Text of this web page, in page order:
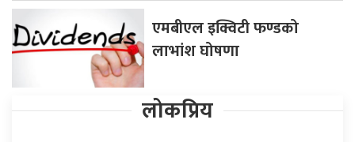
एमबीएल इक्विटी फण्डको
लाभांश घोषणा
लोकप्रिय